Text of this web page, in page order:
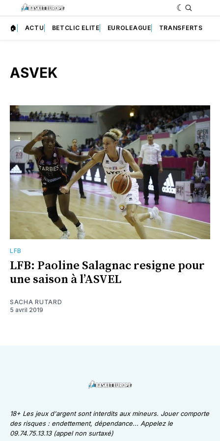
🏠 ACTU BETCLIC ELITE EUROLEAGUE TRANSFERTS
ASVEK
LFB
LFB: Paoline Salagnac resigne pour
une saison à l’ASVEL
SACHA RUTARD
5 avril 2019
18+ Les jeux d'argent sont interdits aux mineurs. Jouer comporte
des risques : endettement, dépendance... Appelez le
09.74.75.13.13 (appel non surtaxé)